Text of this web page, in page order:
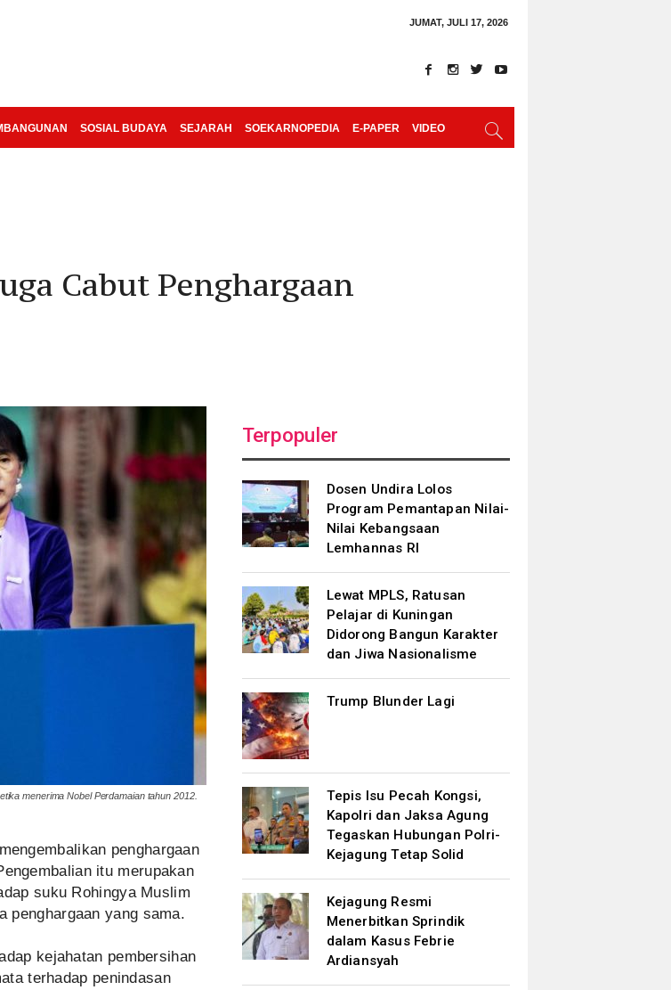
JUMAT, JULI 17, 2026
SOSIAL BUDAYA SEJARAH SOEKARNOPEDIA E-PAPER VIDEO
Cabut Penghargaan
menerima Nobel Perdamaian tahun 2012.
penghargaan
itu merupakan
suku Rohingya Muslim
penghargaan yang sama.
kejahatan pembersihan
terhadap penindasan
Terpopuler
Dosen Undira Lolos
Program Pemantapan Nilai-
Nilai Kebangsaan
Lemhannas RI
Lewat MPLS, Ratusan
Pelajar di Kuningan
Didorong Bangun Karakter
dan Jiwa Nasionalisme
Trump Blunder Lagi
Tepis Isu Pecah Kongsi,
Kapolri dan Jaksa Agung
Tegaskan Hubungan Polri-
Kejagung Tetap Solid
Kejagung Resmi
Menerbitkan Sprindik
dalam Kasus Febrie
Ardiansyah